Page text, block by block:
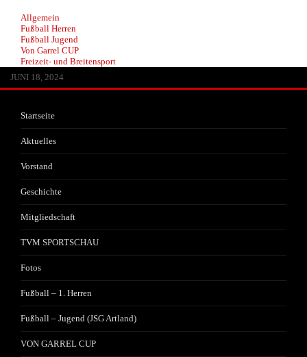
JUNI 13, 2026
MAI 30, 2026
APRIL 29, 2026
FEBRUAR 14, 2026
JANUAR 22, 2026
JULI 20, 2025
JULI 1, 2025
JUNI 17, 2025
JANUAR 25, 2025
JANUAR 25, 2025
JANUAR 25, 2025
OKTOBER 25, 2024
AUGUST 8, 2024
JULI 3, 2024
JUNI 18, 2024
Allgemein
Fußball Herren
Fußball Jugend
Von Garrel CUP
Freizeit- und Breitensport
Startseite
Aktuelles
Vorstand
Geschichte
Mitgliedschaft
TVM SPORTSCHAU
Fotos
Fußball – 1. Herren
Fußball – Jugend (JSG Artland)
VON GARREL CUP